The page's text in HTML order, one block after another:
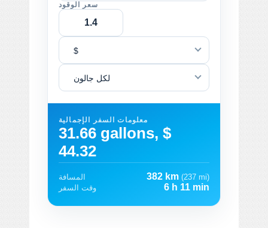
سعر الوقود
$
لكل جالون
معلومات السفر الإجمالية
31.66 gallons, $
44.32
المسافة 382 km (237 mi)
وقت السفر
6 h 11 min